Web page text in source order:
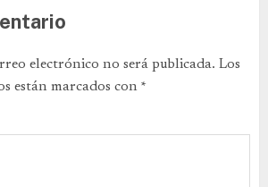
electrónico no será publicada. Los
están marcados con *